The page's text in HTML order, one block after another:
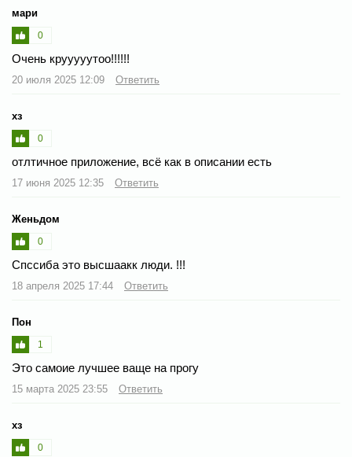
мари
0
Очень крууууутоо!!!!!!
20 июля 2025 12:09 Ответить
хз
0
отлтичное приложение, всё как в описании есть
17 июня 2025 12:35 Ответить
Женьдом
0
Спссиба это высшаакк люди. !!!
18 апреля 2025 17:44 Ответить
Пон
1
Это самоие лучшее ваще на прогу
15 марта 2025 23:55 Ответить
хз
0